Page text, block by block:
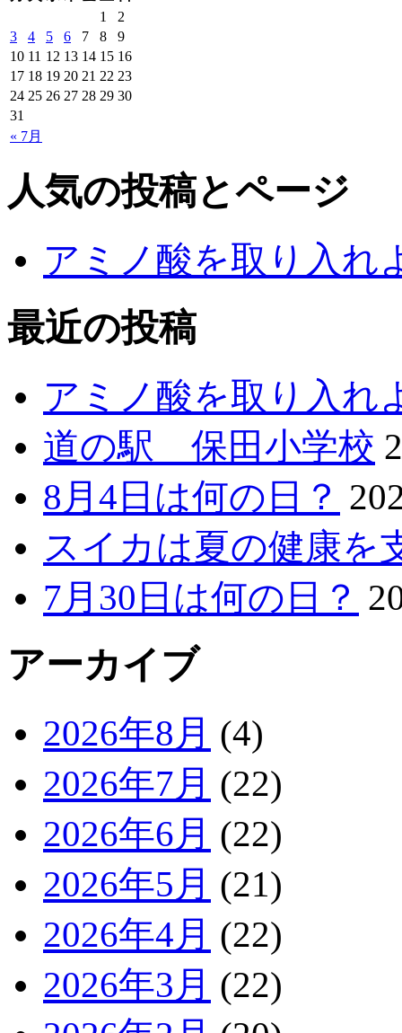
« 7月
1
2
3
4 5 6 7 8
9
10 11 12 13 14 15 16
17 18 19 20 21 22 23
24 25 26 27 28 29 30
31
人気の投稿とページ
アミノ酸を取り入れ
最近の投稿
アミノ酸を取り入れ
道の駅 保田小学校
8月4日は何の日？
スイカは夏の健康を
7月30日は何の日？
アーカイブ
2026年8月 (4)
2026年7月 (22)
2026年6月 (22)
2026年5月 (21)
2026年4月 (22)
2026年3月 (22)